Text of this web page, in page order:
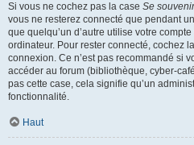
Si vous ne cochez pas la case Se
vous ne resterez connecté que pendant
que quelqu’un d’autre utilise votre
ordinateur. Pour rester connecté, cochez
connexion. Ce n’est pas recommandé si
accéder au forum (bibliothèque, cyber-
pas cette case, cela signifie qu’un
fonctionnalité.
Haut